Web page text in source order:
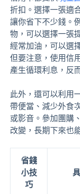
折扣。選擇一張適
讓你省下不少錢。
物，可以選擇一張
經常加油，可以選
但要注意，使用信
產生循環利息，反
此外，還可以利用
帶便當、減少外食
或影音。參加團購
改變，長期下來也
省錢
小技
巧